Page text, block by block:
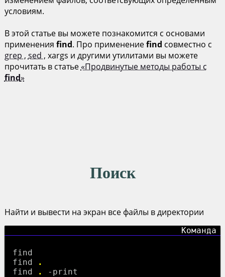
условиям.
В этой статье вы можете познакомится с основами
применения find. Про применениеfind совместно с
grep , sed , xargs и другими утилитами вы можете
прочитать в статье«Продвинутые методы работы с
find»
Поиск
Найти и вывести на экран все файлы в директории
find
find
.
find
. -print